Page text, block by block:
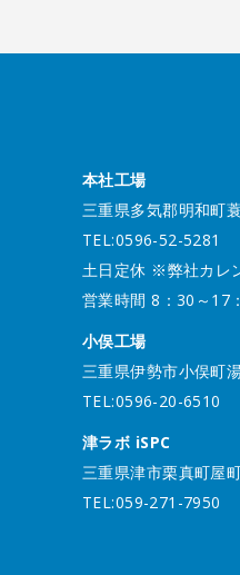
本社工場
三重県多気郡明和町
TEL:0596-52-5281
土日定休 ※弊社カレ
営業時間 8：30～17
小俣工場
三重県伊勢市小俣町
TEL:0596-20-6510
津ラボ iSPC
三重県津市栗真町屋
TEL:059-271-7950